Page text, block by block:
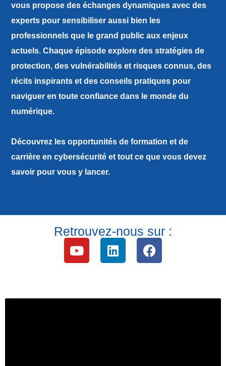
vous propose des échanges dynamiques avec des
experts pour sensibiliser aussi bien les
professionnels que le grand public aux enjeux
actuels. Chaque épisode explore des stratégies de
protection, des vulnérabilités et risques connus, des
récits inspirants et des conseils pratiques pour
naviguer en toute confiance dans le monde du
numérique.
Découvrez les opportunités de formation et de
carrière en cybersécurité et tout ce que vous devez
savoir pour vous y lancer.
Retrouvez-nous sur :